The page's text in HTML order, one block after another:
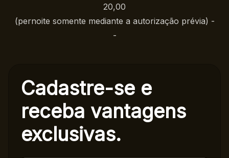
20,00
(pernoite somente mediante a autorização prévia) -
-
Cadastre-se e
receba vantagens
exclusivas.